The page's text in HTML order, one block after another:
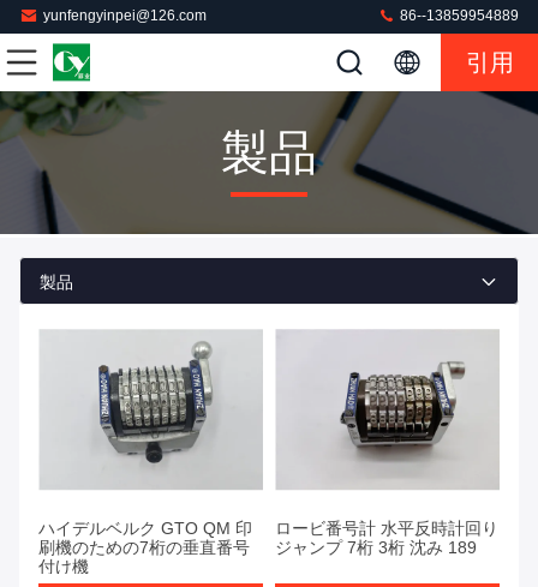
yunfengyinpei@126.com 86--13859954889
引用
製品
製品
ハイデルベルク GTO QM 印
刷機のための7桁の垂直番号
付け機
ロービ番号計 水平反時計回り
ジャンプ 7桁 3桁 沈み 189